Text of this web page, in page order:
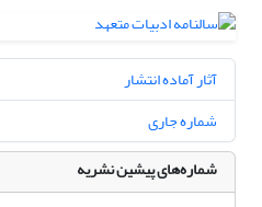
آثار آماده انتشار
شماره جاری
شماره‌های پیشین نشریه